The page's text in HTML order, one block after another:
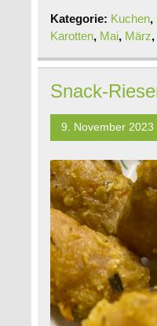
Kategorie: Kuchen,
Karotten, Mai, März,
Snack-
9. November 2023